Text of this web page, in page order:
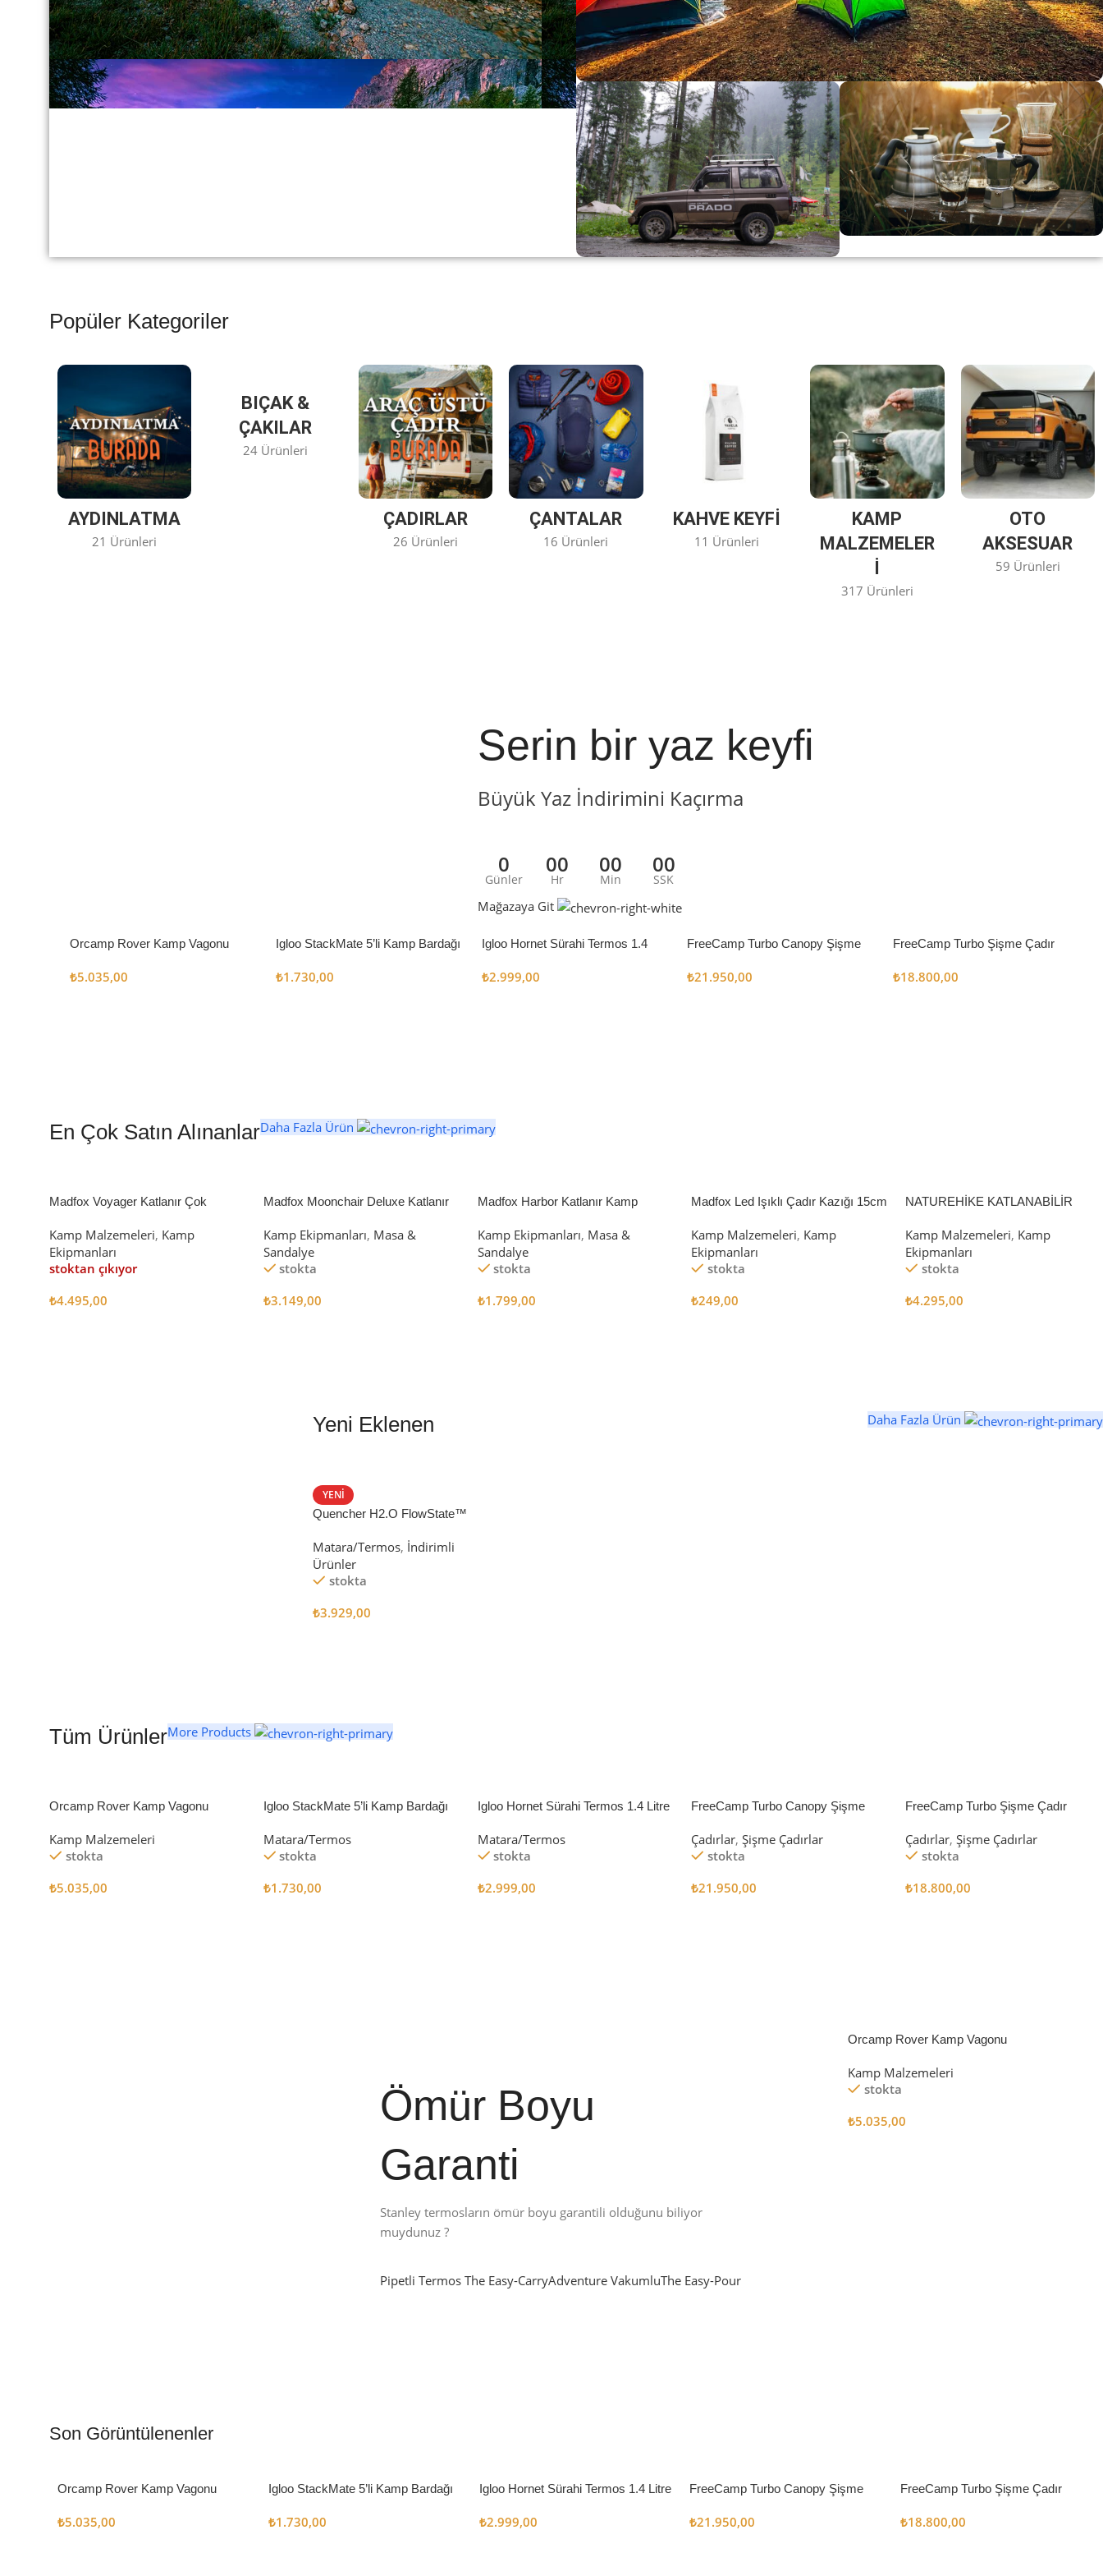
Büyük Yaz İndirimi
0
Günler
00
Hr
00
Min
00
SSK
Alışverişe Başla
Popüler Kategoriler
AYDINLATMA
21 Ürünleri
BIÇAK &
ÇAKILAR
24 Ürünleri
ÇADIRLAR
26 Ürünleri
ÇANTALAR
16 Ürünleri
KAHVE KEYFİ
11 Ürünleri
KAMP
MALZEMELER
317 Ürünleri
OTO
AKSESUAR
59 Ürünleri
Serin bir yaz keyfi
Büyük Yaz İndirimini Kaçırma
0
Günler
00
Hr
00
Min
00
SSK
Mağazaya Git
Orcamp Rover Kamp Vagonu
₺5.035,00
Igloo StackMate 5’li Kamp Bardağı
₺1.730,00
Igloo Hornet Sürahi Termos 1.4
₺2.999,00
FreeCamp Turbo Canopy Şişme
₺21.950,00
FreeCamp Turbo Şişme Çadır
₺18.800,00
En Çok Satın AlınanlarDaha Fazla Ürün
Madfox Voyager Katlanır Çok
BLACK
Kamp Malzemeleri, Kamp
Ekipmanları
stoktan çıkıyor
₺4.495,00
Madfox Moonchair Deluxe Katlanır
Kamp Ekipmanları, Masa &
Sandalye
stokta
₺3.149,00
Madfox Harbor Katlanır Kamp
Kamp Ekipmanları, Masa &
Sandalye
stokta
₺1.799,00
Madfox Led Işıklı Çadır Kazığı 15cm
Kamp Malzemeleri, Kamp
Ekipmanları
stokta
₺249,00
NATUREHİKE KATLANABİLİR
Kamp Malzemeleri, Kamp
Ekipmanları
stokta
₺4.295,00
Yeni Eklenen Daha Fazla Ürün
YENI
Quencher H2.O FlowState™
Matara/Termos, İndirimli
Ürünler
stokta
₺3.929,00
Tüm ÜrünlerMore Products
Orcamp Rover Kamp Vagonu
Kamp Malzemeleri
stokta
₺5.035,00
Igloo StackMate 5’li Kamp Bardağı
Matara/Termos
stokta
₺1.730,00
Igloo Hornet Sürahi Termos 1.4 Litre
Matara/Termos
stokta
₺2.999,00
FreeCamp Turbo Canopy Şişme
Çadırlar, Şişme Çadırlar
stokta
₺21.950,00
FreeCamp Turbo Şişme Çadır
Çadırlar, Şişme Çadırlar
stokta
₺18.800,00
Ömür Boyu
Garanti
Stanley termosların ömür boyu garantili olduğunu biliyor
muydunuz ?
Pipetli TermosThe Easy-CarryAdventure VakumluThe Easy-Pour
Kampçı Şefler İçin
Orcamp Rover Kamp Vagonu
Kamp Malzemeleri
stokta
₺5.035,00
Son Görüntülenenler
Orcamp Rover Kamp Vagonu
₺5.035,00
Igloo StackMate 5’li Kamp Bardağı
₺1.730,00
Igloo Hornet Sürahi Termos 1.4 Litre
₺2.999,00
FreeCamp Turbo Canopy Şişme
₺21.950,00
FreeCamp Turbo Şişme Çadır
₺18.800,00